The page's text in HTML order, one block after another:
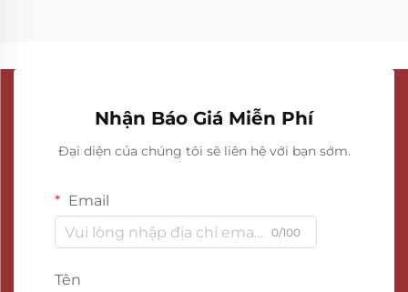
Nhận Báo Giá Miễn Phí
Đại diện của chúng tôi sẽ liên hệ với bạn sớm.
Email
0/100
Tên